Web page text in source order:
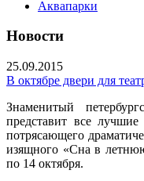
Аквапарки
Новости
25.09.2015
В октябре двери для
Знаменитый
представит все
потрясающего
изящного «Сна в
по 14 октября.